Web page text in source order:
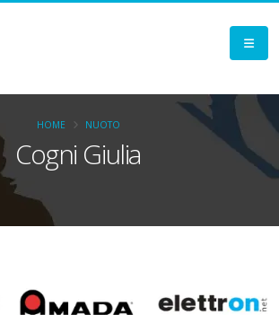
Cogni Giulia
HOME NUOTO